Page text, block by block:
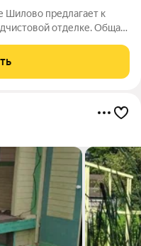
Шилово предлагает к
отделке. Общая
спальня, гардеробная и